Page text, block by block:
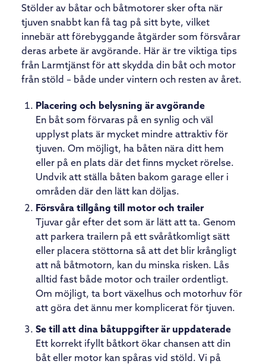
Stölder av båtar och båtmotorer sker ofta när
tjuven snabbt kan få tag på sitt byte, vilket
innebär att förebyggande åtgärder som försvårar
deras arbete är avgörande. Här är tre viktiga tips
från Larmtjänst för att skydda din båt och motor
från stöld – både under vintern och resten av året.
Placering och belysning är avgörande
En båt som förvaras på en synlig och väl
upplyst plats är mycket mindre attraktiv för
tjuven. Om möjligt, ha båten nära ditt hem
eller på en plats där det finns mycket rörelse.
Undvik att ställa båten bakom garage eller i
områden där den lätt kan döljas.
Försvåra tillgång till motor och trailer
Tjuvar går efter det som är lätt att ta. Genom
att parkera trailern på ett svåråtkomligt sätt
eller placera stöttorna så att det blir krångligt
att nå båtmotorn, kan du minska risken. Lås
alltid fast både motor och trailer ordentligt.
Om möjligt, ta bort växelhus och motorhuv för
att göra det ännu mer komplicerat för tjuven.
Se till att dina båtuppgifter är uppdaterade
Ett korrekt ifyllt båtkort ökar chansen att din
båt eller motor kan spåras vid stöld. Vi på